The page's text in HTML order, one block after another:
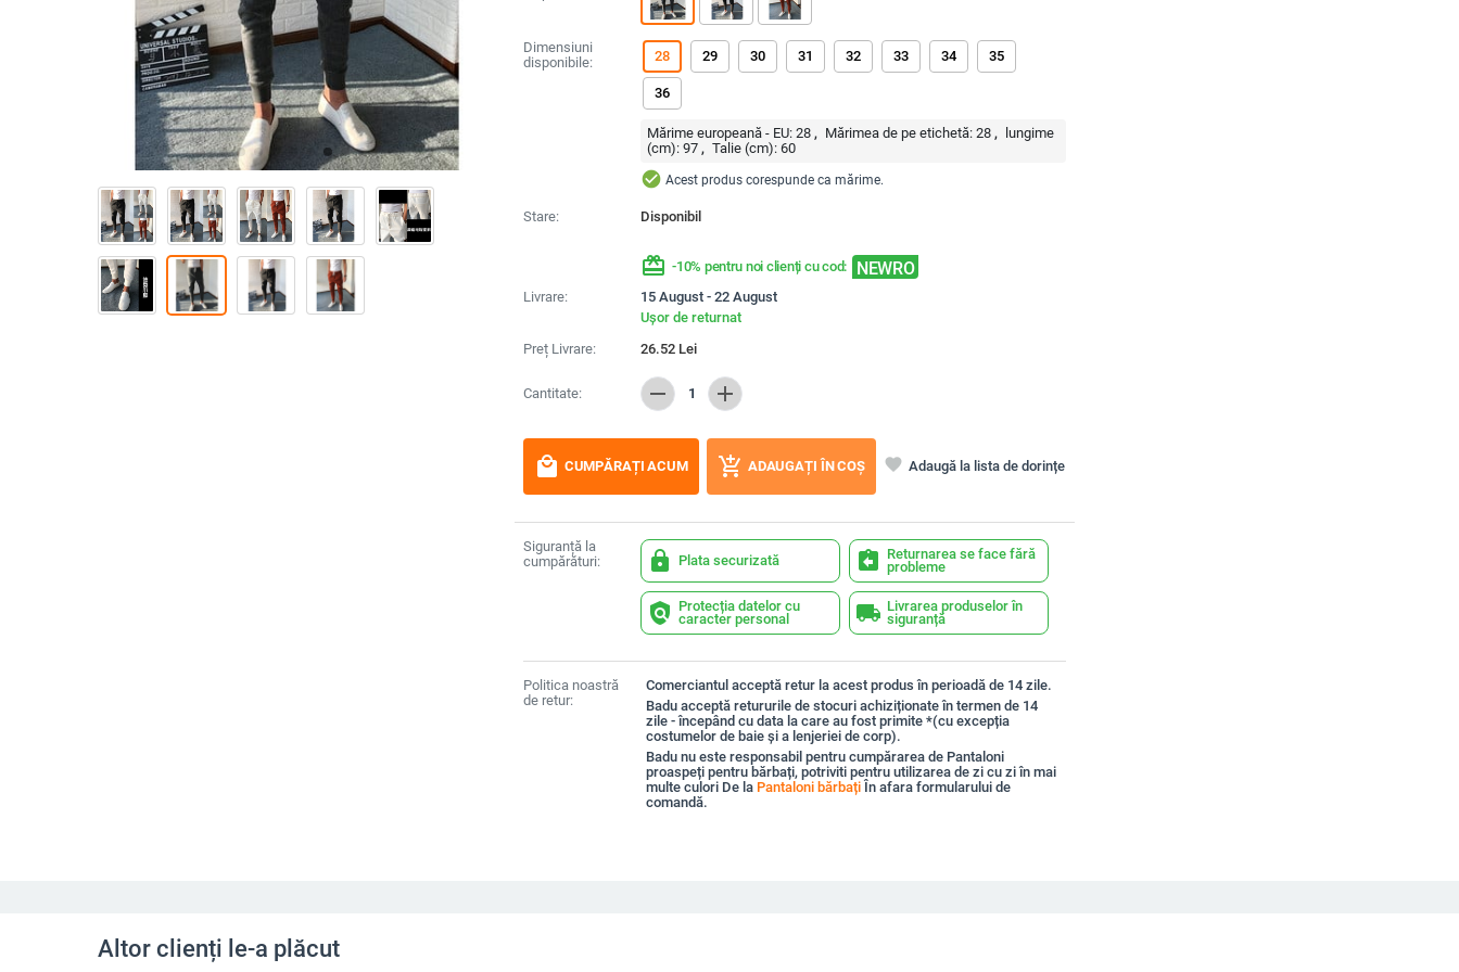
Dimensiuni
disponibile:
28 29 30 31 32 33 34 35
36
Mărime europeană - EU: 28 Mărimea de pe etichetă: 28
lungime
(cm): 97 Talie (cm): 60
check_circle Acest produs corespunde ca mărime.
Stare: Disponibil
redeem -10% pentru noi clienți cu cod: NEWRO
Livrare:
15 August - 22 August
Ușor de returnat
Preț Livrare:
26.52Lei
Cantitate: remove 1 add
local_mall CUMPĂRAȚI ACUM add_shopping_cart ADAUGAȚI ÎN COȘ favorite Adaugă la lista de dorințe
Siguranță la
cumpărături:
lock Plata securizată assignment_return Returnarea se face fără
probleme
policy Protecția datelor cu
caracter personal
local_shipping Livrarea produselor în
siguranță
Politica noastră
de retur:
Comerciantul acceptă retur la acest produs în perioadă de 14 zile.
Badu acceptă retururile de stocuri achiziționate în termen de 14
zile - începând cu data la care au fost primite *(cu excepția
costumelor de baie și a lenjeriei de corp).
Badu nu este responsabil pentru cumpărarea de Pantaloni
proaspeți pentru bărbați, potriviti pentru utilizarea de zi cu zi în mai
multe culori De la Pantaloni bărbațiÎn afara formularului de
comandă.
Altor clienți le-a plăcut